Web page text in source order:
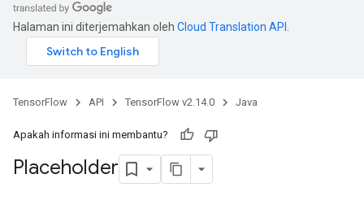
Halaman ini diterjemahkan oleh Cloud Translation API
TensorFlow API TensorFlow v2.14.0 Java
Apakah informasi ini membantu?
Placeholder